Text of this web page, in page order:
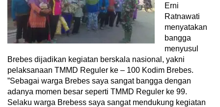
Erni
Ratnawati
menyatakan
bangga
menyusul
Brebes dijadikan kegiatan berskala nasional, yakni
pelaksanaan TMMD Reguler ke – 100 Kodim Brebes.
”Sebagai warga Brebes saya sangat bangga dengan
adanya momen besar seperti TMMD Reguler ke 99.
Selaku warga Brebess saya sangat mendukung kegiatan